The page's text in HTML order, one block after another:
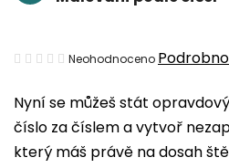
Nyní se můžeš stát
číslo za číslem a vytvoř
který máš právě na dosah
Průměrné
produktu
je
0,0
Neohodnoceno